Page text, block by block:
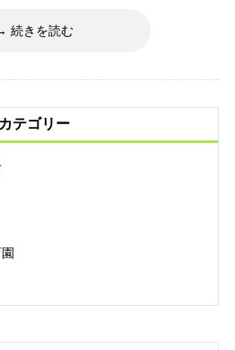
続きを読む
カテゴリー